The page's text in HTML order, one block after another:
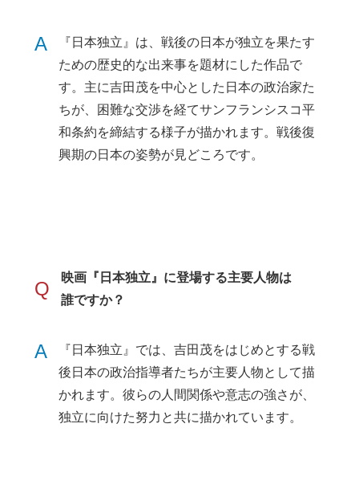
A
『日本独立』は、戦後の日本が独立を果たす
ための歴史的な出来事を題材にした作品で
す。主に吉田茂を中心とした日本の政治家た
ちが、困難な交渉を経てサンフランシスコ平
和条約を締結する様子が描かれます。戦後復
興期の日本の姿勢が見どころです。
Q
映画『日本独立』に登場する主要人物は
誰ですか？
A
『日本独立』では、吉田茂をはじめとする戦
後日本の政治指導者たちが主要人物として描
かれます。彼らの人間関係や意志の強さが、
独立に向けた努力と共に描かれています。